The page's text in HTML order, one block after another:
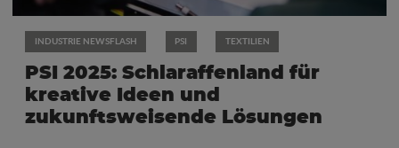
INDUSTRIE NEWSFLASH PSI TEXTILIEN
PSI 2025: Schlaraffenland für
kreative Ideen und
zukunftsweisende Lösungen